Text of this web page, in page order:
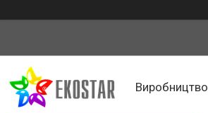
Виробництво